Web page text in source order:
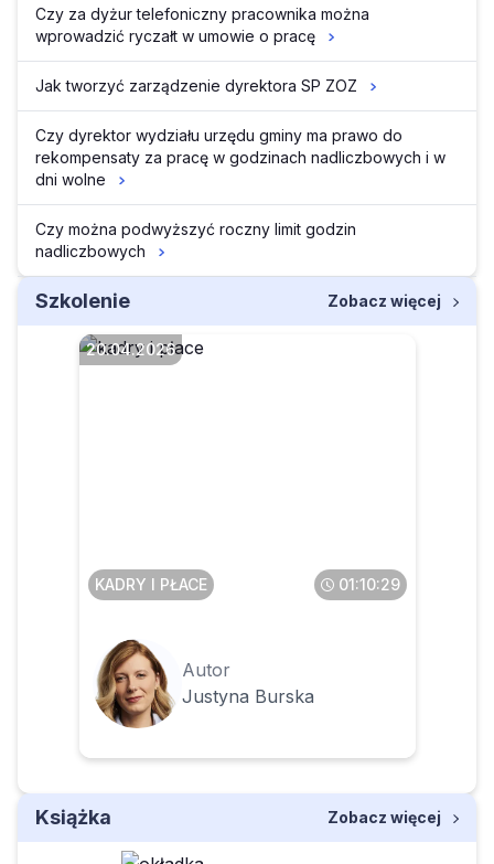
Czy za dyżur telefoniczny pracownika można
wprowadzić ryczałt w umowie o pracę
Jak tworzyć zarządzenie dyrektora SP ZOZ
Czy dyrektor wydziału urzędu gminy ma prawo do
rekompensaty za pracę w godzinach nadliczbowych i w
dni wolne
Czy można podwyższyć roczny limit godzin
nadliczbowych
Szkolenie Zobacz więcej
20.04.2026
KADRY I PŁACE 01:10:29
Autor
Justyna Burska
Książka Zobacz więcej